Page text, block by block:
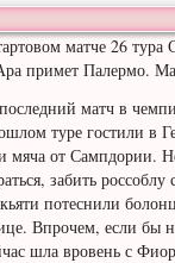
матче 26
примет Палермо.
матч в
туре гостили в
мяча от Сампдории.
забить
потеснили
Впрочем, если бы
шла вровень с